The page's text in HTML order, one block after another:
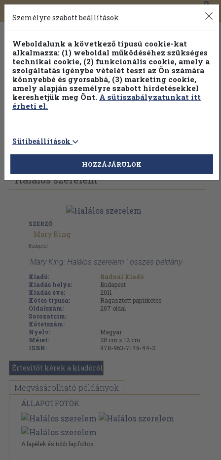
Toggle
navigation
0
Vissza az előző oldalra Válasszon példányt
Halálos szerelem
SZERZŐ
Mary King
Budapest
'Mary King: Halálos szerelem ' összes példány
Kiadó:
Radnai Kiadó
Kiadás helye:
Budapest
Kiadás éve:
2011
Kötés típusa:
Ragasztott papírkötés
Oldalszám:
207 oldal
Sorozatcím:
Kötetszám:
Nyelv:
Magyar
Méret:
20 cm x 12 cm
ISBN:
978-963-7146-44-2
Értesítőt kérek a kiadóról
Megvásárolható példányok
ÁLLAPOTFOTÓK
A lapélek és több lap foltos.
Személyre szabott beállítások
Weboldalunk a következő típusú cookie-kat
alkalmazza: (1) weboldal működéséhez szükséges
technikai cookie, (2) funkcionális cookie, amely a
szolgáltatás igénybe vételét teszi az Ön számára
könnyebbé és gyorsabbá, (3) marketing cookie,
amely alapján személyre szabott hirdetésekkel
kereshetjük meg Önt. A sütiszabályzatunkat itt
érheti el.
Sütibeállítások
HOZZÁJÁRULOK